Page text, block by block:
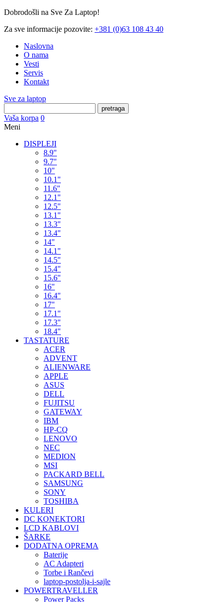
Dobrodošli na Sve Za Laptop!
Za sve informacije pozovite: +381 (0)63 108 43 40
Naslovna
O nama
Vesti
Servis
Kontakt
Sve za laptop
pretraga
Vaša korpa 0
Meni
DISPLEJI
8.9"
9.7"
10"
10.1"
11.6"
12.1"
12.5"
13.1"
13.3"
13.4"
14"
14.1"
14.5"
15.4"
15.6"
16"
16.4"
17"
17.1"
17.3"
18.4"
TASTATURE
ACER
ADVENT
ALIENWARE
APPLE
ASUS
DELL
FUJITSU
GATEWAY
IBM
HP-CQ
LENOVO
NEC
MEDION
MSI
PACKARD BELL
SAMSUNG
SONY
TOSHIBA
KULERI
DC KONEKTORI
LCD KABLOVI
ŠARKE
DODATNA OPREMA
Baterije
AC Adapteri
Torbe i Rančevi
laptop-postolja-i-sajle
POWERTRAVELLER
Power Packs